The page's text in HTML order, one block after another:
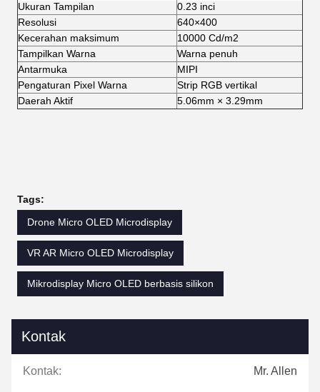
Ukuran Tampilan
0.23 inci
Resolusi
640×400
Kecerahan maksimum
10000 Cd/m2
Tampilkan Warna
Warna penuh
Antarmuka
MIPI
Pengaturan Pixel Warna
Strip RGB vertikal
Daerah Aktif
5.06mm × 3.29mm
Tags:
Drone Micro OLED Microdisplay
VR AR Micro OLED Microdisplay
Mikrodisplay Micro OLED berbasis silikon
Kontak
Kontak: Mr. Allen